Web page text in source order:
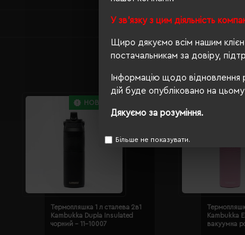
У зв'язку з цим діяльність
Щиро дякуємо всім нашим
постачальникам за довіру,
Інформацію щодо відновлення
дій буде опубліковано на
Дякуємо за розуміння.
Більше не показувати.
НОВИНКА
Термопляшка 1 л сталева 2в1
Kambukka Dupla Insulated
чорний - 11-10007
Kambukka
вакуумна